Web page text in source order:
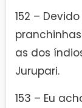
152 –
as dos
Jurupari.
153 – Eu